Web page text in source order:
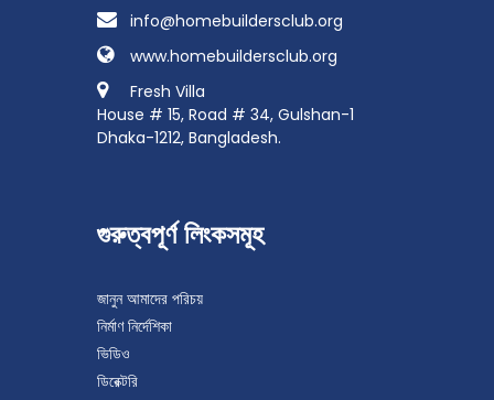
info@homebuildersclub.org
www.homebuildersclub.org
Fresh Villa
House # 15, Road # 34, Gulshan-1
Dhaka-1212, Bangladesh.
গুরুত্বপূর্ণ লিংকসমূহ
জানুন​ আমাদের পরিচয়
নির্মাণ নির্দেশিকা
ভিডিও
ডিরেক্টরি